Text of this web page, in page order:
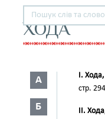
ХОДА
А
Б
I.
стр.
II. Хода